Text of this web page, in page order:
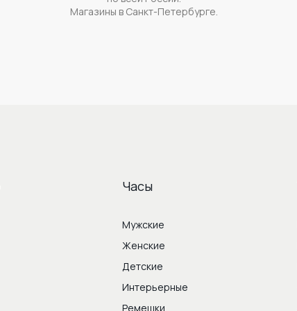
Магазины в Санкт-Петербурге.
Часы
Мужские
Женские
Детские
Интерьерные
Ремешки